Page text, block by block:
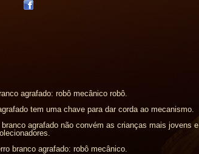
agrafado: robô mecânico robô.
tem uma chave para dar corda ao mecanismo.
agrafado não convém as crianças mais jovens e
branco agrafado: robô mecânico.